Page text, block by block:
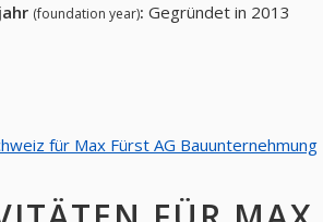
(foundation year): Gegründet in 2013
für Max Fürst AG Bauunternehmung